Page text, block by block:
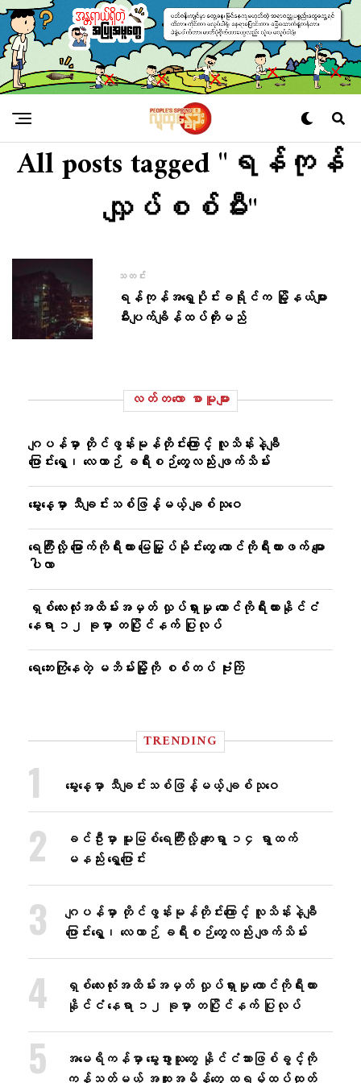
All posts tagged "ရန်ကုန်
လျှပ်စစ်မီး"
သတင်း
ရန်ကုန်အရှေ့ပိုင်းခရိုင်က မြို့နယ်များ
မီးပျက်ချိန်ထပ်တိုးမည်
လတ်တ‌လော စာမူများ
ဂျပန်မှာ တိုင်ဖွန်းမုန်တိုင်းကြောင့် လူသိန်းနဲ့ချီ
ပြောင်းရွှေ့၊ လေယာဉ် ခရီးစဉ်တွေလည်း ဖျက်သိမ်း
မွေးနေ့မှာ သီချင်းသစ်ဖြန့်မယ့် ချစ်သုဝေ
ရေကြီးလို့ မြောက်ကိုရီးယား မြေမြှုပ်မိုင်းတွေ တောင်ကိုရီးယားဖက် မျော
ပါလာ
ရှစ်လေးလုံးအထိမ်းအမှတ် လှုပ်ရှားမှု တောင်ကိုရီးယားနိုင်ငံ
နေရာ ၁၂ ခုမှာ တပြိုင်နက် ပြုလုပ်
ရေဘေးကြုံနေတဲ့ မဘိမ်းမြို့ကို စစ်တပ် ဗုံးကြဲ
TRENDING
မွေးနေ့မှာ သီချင်းသစ်ဖြန့်မယ့် ချစ်သုဝေ
ခင်ဦးမှာ မူးမြစ်ရေကြီးလို့ ကျေးရွာ ၁၄ ရွာထက်
မနည်း ရွှေ့ပြောင်း
ဂျပန်မှာ တိုင်ဖွန်းမုန်တိုင်းကြောင့် လူသိန်းနဲ့ချီ
ပြောင်းရွှေ့၊ လေယာဉ် ခရီးစဉ်တွေလည်း ဖျက်သိမ်း
ရှစ်လေးလုံးအထိမ်းအမှတ် လှုပ်ရှားမှု တောင်ကိုရီးယား
နိုင်ငံ နေရာ ၁၂ ခုမှာ တပြိုင်နက် ပြုလုပ်
အမေရိကန်မှာ မွေးဖွားသူတွေ နိုင်ငံသားဖြစ်ခွင့်ကို
ကန့်သတ်မယ့် အထူးအမိန့်တွေ ထရမ့်ထပ်ထုတ်